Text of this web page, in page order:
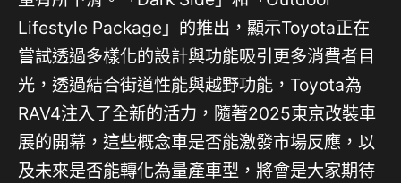
Lifestyle Package」的推出，顯示Toyota正在
嘗試透過多樣化的設計與功能吸引更多消費者目
光，透過結合街道性能與越野功能，Toyota為
RAV4注入了全新的活力，隨著2025東京改裝車
展的開幕，這些概念車是否能激發市場反應，以
及未來是否能轉化為量產車型，將會是大家期待